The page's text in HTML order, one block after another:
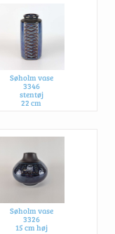
Søholm vase
3346
stentøj
22 cm
Søholm vase
3326
15 cm høj